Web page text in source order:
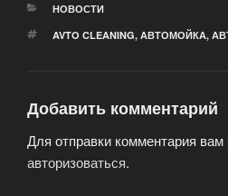
РУБРИКИ
НОВОСТИ
МЕТКИ
AVTO CLEANING, АВТОМОЙКА,
Добавить комментарий
Для отправки комментария
авторизоваться.